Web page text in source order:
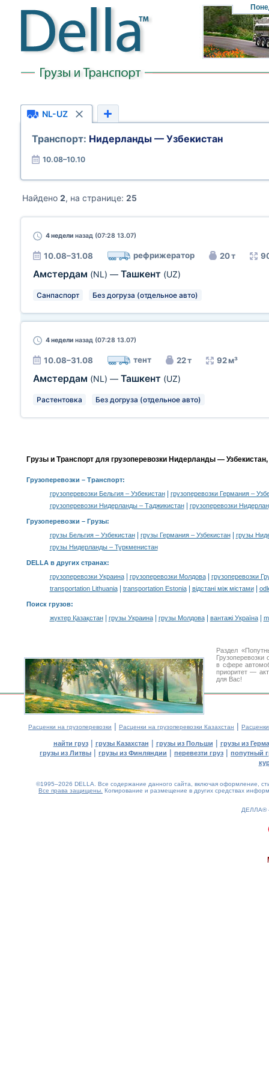
NL-UZ
Транспорт: Нидерланды — Узбекистан
10.08–10.10
Найдено 2, на странице: 25
4 недели назад (07:28 13.07)
10.08–31.08 рефрижератор 20 т
Амстердам (NL) — Ташкент (UZ)
Санпаспорт Без догруза (отдельное авто)
4 недели назад (07:28 13.07)
10.08–31.08 тент 22 т 92 м³
Амстердам (NL) — Ташкент (UZ)
Растентовка Без догруза (отдельное авто)
Грузы и Транспорт для грузоперевозки Нидерланды —
Грузоперевозки – Транспорт:
грузоперевозки Бельгия – Узбекистан|
грузоперевозки Германия –
грузоперевозки Нидерланды – Таджикистан| грузоперевозки
Грузоперевозки – Грузы:
грузы Бельгия – Узбекистан| грузы Германия – Узбекистан|
грузы
грузы Нидерланды – Туркменистан
DELLA в других странах:
грузоперевозки Украина| грузоперевозки Молдова|
грузоперевозки
transportation Lithuania| transportation Estonia| відстані між містами|
Поиск грузов:
жүктер Қазақстан| грузы Украина| грузы Молдова| вантажі Україна|
Раздел
в сфере
приоритет —
для Вас!
Расценки на грузоперевозки | Расценки на грузоперевозки Казахстан |
найти груз| грузы Казахстан | грузы из Польши | грузы из
грузы из Литвы | грузы из Финляндии | перевезти груз | попутный
©1995–2026 DELLA. Все содержание данного сайта, включая оформление,
Все права защищены. Копирование и размещение в других средствах